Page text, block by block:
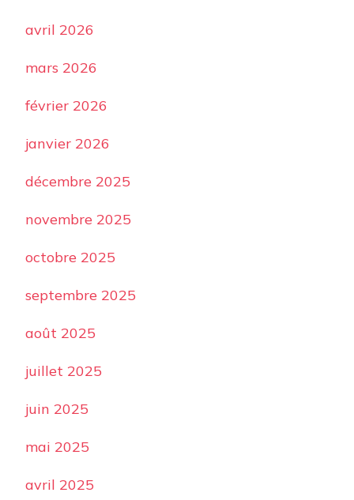
avril 2026
mars 2026
février 2026
janvier 2026
décembre 2025
novembre 2025
octobre 2025
septembre 2025
août 2025
juillet 2025
juin 2025
mai 2025
avril 2025